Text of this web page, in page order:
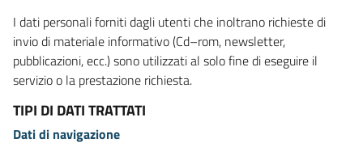
I dati personali forniti dagli utenti che inoltrano richieste di
invio di materiale informativo (Cd–rom, newsletter,
pubblicazioni, ecc.) sono utilizzati al solo fine di eseguire il
servizio o la prestazione richiesta.
TIPI DI DATI TRATTATI
Dati di navigazione